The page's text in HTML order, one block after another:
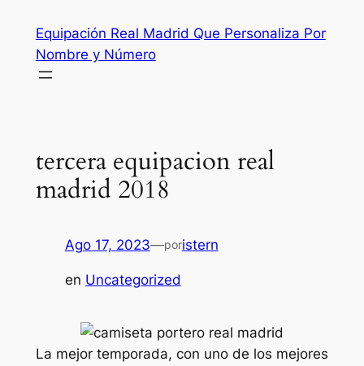
contenido
Equipación Real Madrid Que Personaliza Por
Nombre y Número
tercera equipacion real
madrid 2018
Ago 17, 2023—poristern
en Uncategorized
La mejor temporada, con uno de los mejores